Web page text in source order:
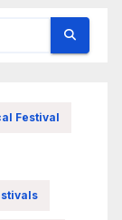
Festival